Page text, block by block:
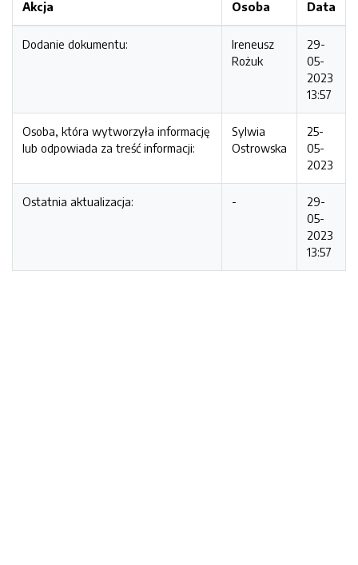
Akcja Osoba Data
Dodanie dokumentu:
Ireneusz
Rożuk
29-
05-
2023
13:57
Osoba, która wytworzyła informację
lub odpowiada za treść informacji:
Sylwia
Ostrowska
25-
05-
2023
Ostatnia aktualizacja: -
29-
05-
2023
13:57